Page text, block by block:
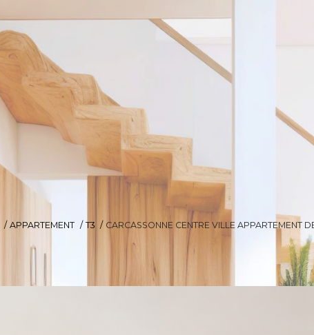
APPARTEMENT T3 CARCASSONNE CENTRE VILLE APPARTEMENT